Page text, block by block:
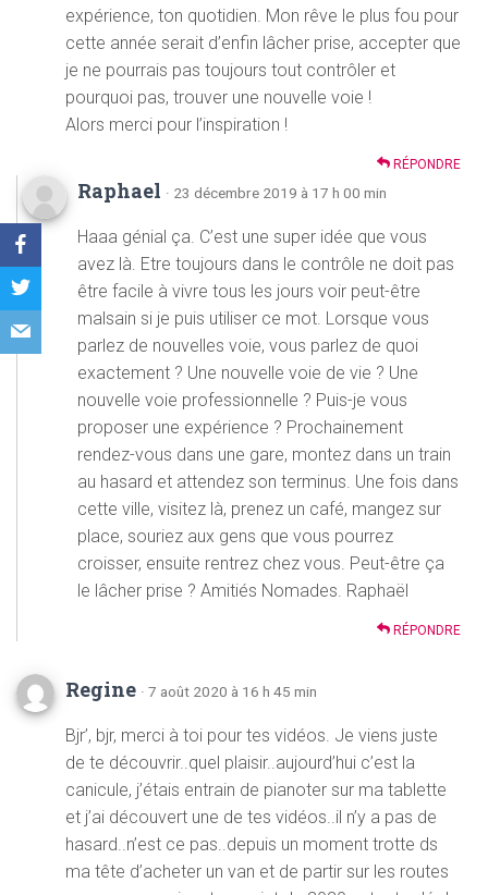
expérience, ton quotidien. Mon rêve le plus fou pour
cette année serait d’enfin lâcher prise, accepter que
je ne pourrais pas toujours tout contrôler et
pourquoi pas, trouver une nouvelle voie !
Alors merci pour l’inspiration !
RÉPONDRE
Raphael · 23 décembre 2019 à 17 h 00 min
Haaa génial ça. C’est une super idée que vous
avez là. Etre toujours dans le contrôle ne doit pas
être facile à vivre tous les jours voir peut-être
malsain si je puis utiliser ce mot. Lorsque vous
parlez de nouvelles voie, vous parlez de quoi
exactement ? Une nouvelle voie de vie ? Une
nouvelle voie professionnelle ? Puis-je vous
proposer une expérience ? Prochainement
rendez-vous dans une gare, montez dans un train
au hasard et attendez son terminus. Une fois dans
cette ville, visitez là, prenez un café, mangez sur
place, souriez aux gens que vous pourrez
croisser, ensuite rentrez chez vous. Peut-être ça
le lâcher prise ? Amitiés Nomades. Raphaël
RÉPONDRE
Regine · 7 août 2020 à 16 h 45 min
Bjr’, bjr, merci à toi pour tes vidéos. Je viens juste
de te découvrir..quel plaisir..aujourd’hui c’est la
canicule, j’étais entrain de pianoter sur ma tablette
et j’ai découvert une de tes vidéos..il n’y a pas de
hasard..n’est ce pas..depuis un moment trotte ds
ma tête d’acheter un van et de partir sur les routes